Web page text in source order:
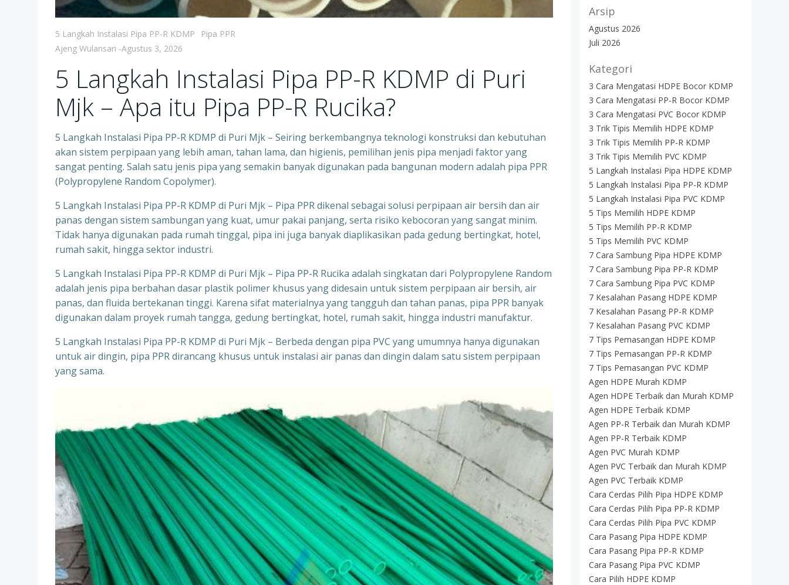
5 Langkah Instalasi Pipa PP-R KDMP
Pipa PPR
Ajeng Wulansari -Agustus 3, 2026
5 Langkah Instalasi Pipa PP-R KDMP di Puri
Mjk – Apa itu Pipa PP-R Rucika?
5 Langkah Instalasi Pipa PP-R KDMP di Puri Mjk – Seiring berkembangnya teknologi konstruksi dan kebutuhan
akan sistem perpipaan yang lebih aman, tahan lama, dan higienis, pemilihan jenis pipa menjadi faktor yang
sangat penting. Salah satu jenis pipa yang semakin banyak digunakan pada bangunan modern adalah pipa PPR
(Polypropylene Random Copolymer).
5 Langkah Instalasi Pipa PP-R KDMP di Puri Mjk – Pipa PPR dikenal sebagai solusi perpipaan air bersih dan air
panas dengan sistem sambungan yang kuat, umur pakai panjang, serta risiko kebocoran yang sangat minim.
Tidak hanya digunakan pada rumah tinggal, pipa ini juga banyak diaplikasikan pada gedung bertingkat, hotel,
rumah sakit, hingga sektor industri.
5 Langkah Instalasi Pipa PP-R KDMP di Puri Mjk – Pipa PP-R Rucika adalah singkatan dari Polypropylene Random
adalah jenis pipa berbahan dasar plastik polimer khusus yang didesain untuk sistem perpipaan air bersih, air
panas, dan fluida bertekanan tinggi. Karena sifat materialnya yang tangguh dan tahan panas, pipa PPR banyak
digunakan dalam proyek rumah tangga, gedung bertingkat, hotel, rumah sakit, hingga industri manufaktur.
5 Langkah Instalasi Pipa PP-R KDMP di Puri Mjk – Berbeda dengan pipa PVC yang umumnya hanya digunakan
untuk air dingin, pipa PPR dirancang khusus untuk instalasi air panas dan dingin dalam satu sistem perpipaan
yang sama.
Arsip
Agustus 2026
Juli 2026
Kategori
3 Cara Mengatasi HDPE Bocor KDMP
3 Cara Mengatasi PP-R Bocor KDMP
3 Cara Mengatasi PVC Bocor KDMP
3 Trik Tipis Memilih HDPE KDMP
3 Trik Tipis Memilih PP-R KDMP
3 Trik Tipis Memilih PVC KDMP
5 Langkah Instalasi Pipa HDPE KDMP
5 Langkah Instalasi Pipa PP-R KDMP
5 Langkah Instalasi Pipa PVC KDMP
5 Tips Memilih HDPE KDMP
5 Tips Memilih PP-R KDMP
5 Tips Memilih PVC KDMP
7 Cara Sambung Pipa HDPE KDMP
7 Cara Sambung Pipa PP-R KDMP
7 Cara Sambung Pipa PVC KDMP
7 Kesalahan Pasang HDPE KDMP
7 Kesalahan Pasang PP-R KDMP
7 Kesalahan Pasang PVC KDMP
7 Tips Pemasangan HDPE KDMP
7 Tips Pemasangan PP-R KDMP
7 Tips Pemasangan PVC KDMP
Agen HDPE Murah KDMP
Agen HDPE Terbaik dan Murah KDMP
Agen HDPE Terbaik KDMP
Agen PP-R Terbaik dan Murah KDMP
Agen PP-R Terbaik KDMP
Agen PVC Murah KDMP
Agen PVC Terbaik dan Murah KDMP
Agen PVC Terbaik KDMP
Cara Cerdas Pilih Pipa HDPE KDMP
Cara Cerdas Pilih Pipa PP-R KDMP
Cara Cerdas Pilih Pipa PVC KDMP
Cara Pasang Pipa HDPE KDMP
Cara Pasang Pipa PP-R KDMP
Cara Pasang Pipa PVC KDMP
Cara Pilih HDPE KDMP